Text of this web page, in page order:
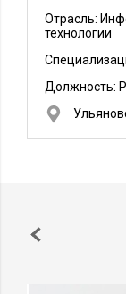
Отрасль:
технологии
Должность: